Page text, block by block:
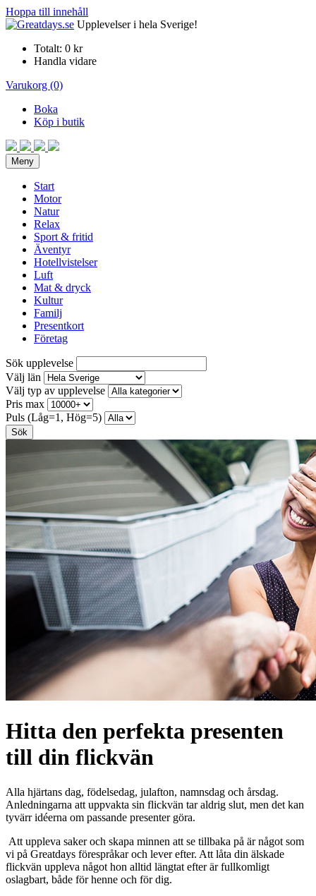
Hoppa till innehåll
Upplevelser i hela Sverige!
Totalt: 0 kr
Handla vidare
Varukorg (0)
Boka
Köp i butik
Meny
Start
Motor
Natur
Relax
Sport & fritid
Äventyr
Hotellvistelser
Luft
Mat & dryck
Kultur
Familj
Presentkort
Företag
Sök upplevelse
Välj län
Välj typ av upplevelse
Pris max
Puls (Låg=1, Hög=5)
Hitta den perfekta presenten
till din flickvän
Alla hjärtans dag, födelsedag, julafton, namnsdag och årsdag.
Anledningarna att uppvakta sin flickvän tar aldrig slut, men det kan
tyvärr idéerna om passande presenter göra.
Att uppleva saker och skapa minnen att se tillbaka på är något som
vi på Greatdays förespråkar och lever efter. Att låta din älskade
flickvän uppleva något hon alltid längtat efter är fullkomligt
oslagbart, både för henne och för dig.